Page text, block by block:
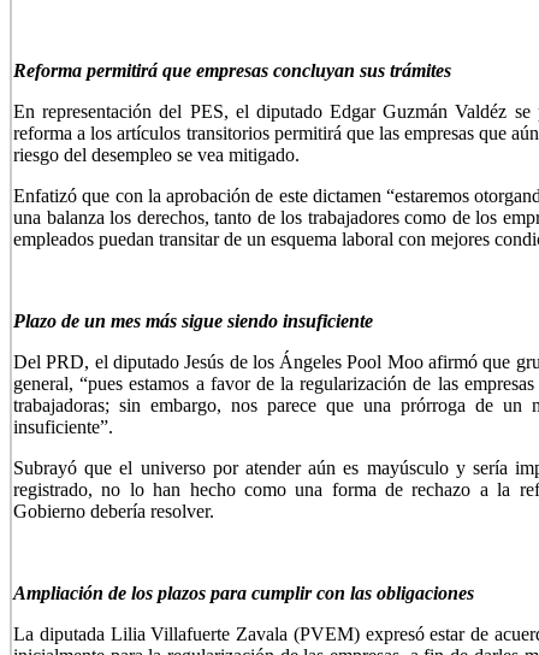
Reforma permitirá que empresas concluyan sus trámites
En representación del PES, el diputado Edgar Guzmán Valdéz
reforma a los artículos transitorios permitirá que las empresas que
riesgo del desempleo se vea mitigado.
Enfatizó que con la aprobación de este dictamen “estaremos
una balanza los derechos, tanto de los trabajadores como de los
empleados puedan transitar de un esquema laboral con mejores
Plazo de un mes más sigue siendo insuficiente
Del PRD, el diputado Jesús de los Ángeles Pool Moo afirmó que
general, “pues estamos a favor de la regularización de las
trabajadoras; sin embargo, nos parece que una prórroga de un
insuficiente”.
Subrayó que el universo por atender aún es mayúsculo y sería
registrado, no lo han hecho como una forma de rechazo a la
Gobierno debería resolver.
Ampliación de los plazos para cumplir con las obligaciones
La diputada Lilia Villafuerte Zavala (PVEM) expresó estar de